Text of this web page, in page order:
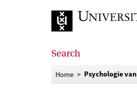
Search
Home Psychologie